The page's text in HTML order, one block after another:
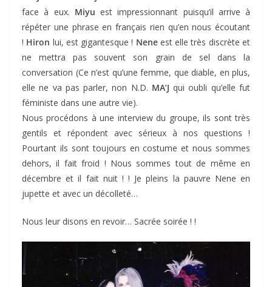
face à eux. Miyu est impressionnant puisqu’il arrive à
répéter une phrase en français rien qu’en nous écoutant
! Hiron lui, est gigantesque ! Neneest elle très discrète et
ne mettra pas souvent son grain de sel dans la
conversation (Ce n’est qu’une femme, que diable, en plus,
elle ne va pas parler, non N.D. MA’J qui oubli qu’elle fut
féministe dans une autre vie).
Nous procédons à une interview du groupe, ils sont très
gentils et répondent avec sérieux à nos questions !
Pourtant ils sont toujours en costume et nous sommes
dehors, il fait froid ! Nous sommes tout de même en
décembre et il fait nuit ! ! Je pleins la pauvre Nene en
jupette et avec un décolleté…
Nous leur disons en revoir… Sacrée soirée ! !